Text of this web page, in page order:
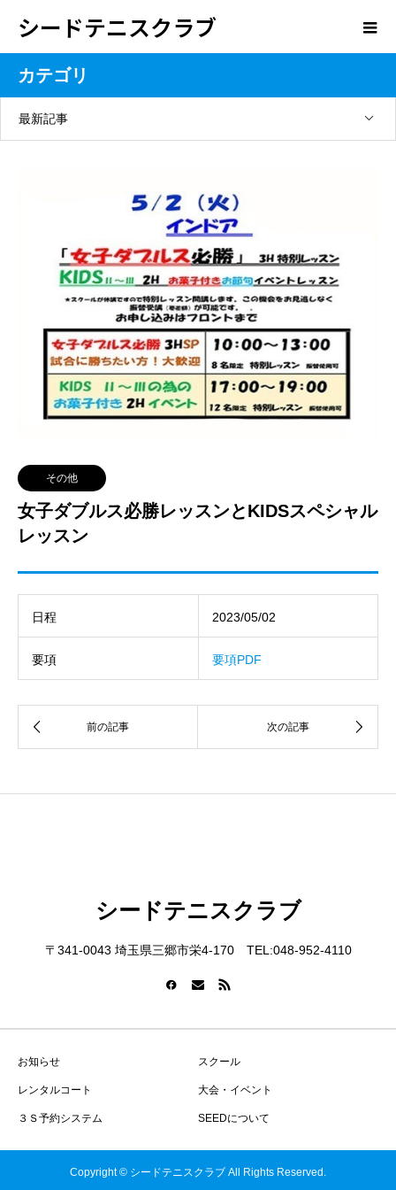
シードテニスクラブ
カテゴリ
最新記事
その他
女子ダブルス必勝レッスンとKIDSスペシャル
レッスン
日程 2023/05/02
要項 要項PDF
シードテニスクラブ
〒341-0043 埼玉県三郷市栄4-170 TEL:048-952-4110
お知らせ スクール
レンタルコート 大会・イベント
３Ｓ予約システム SEEDについて
Copyright © シードテニスクラブ All Rights Reserved.